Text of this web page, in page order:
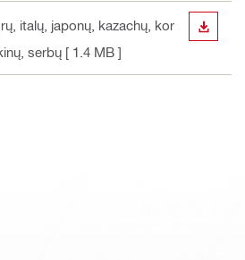
italų, japonų, kazachų, kor
serbų [ 1.4 MB ]